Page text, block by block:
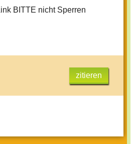
BITTE nicht Sperren
zitieren